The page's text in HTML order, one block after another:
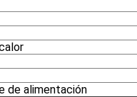
de alimentación